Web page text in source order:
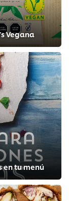
Vegana
en tu menú